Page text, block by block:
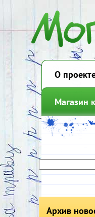
О
Магазин
Архив